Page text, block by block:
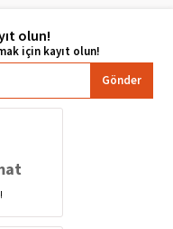
olun!
Gönder